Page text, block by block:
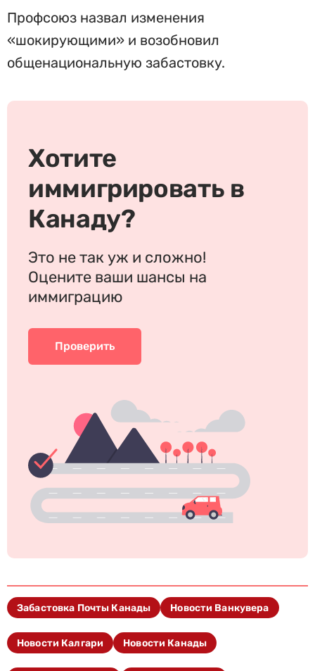
Профсоюз назвал изменения
«шокирующими» и возобновил
общенациональную забастовку.
Хотите
иммигрировать в
Канаду?
Это не так уж и сложно!
Оцените ваши шансы на
иммиграцию
Проверить
Забастовка Почты Канады Новости Ванкувера
Новости Калгари Новости Канады